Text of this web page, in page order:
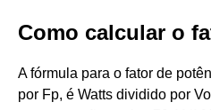
Como calcular o
A fórmula para o fator de
por Fp, é Watts dividido por